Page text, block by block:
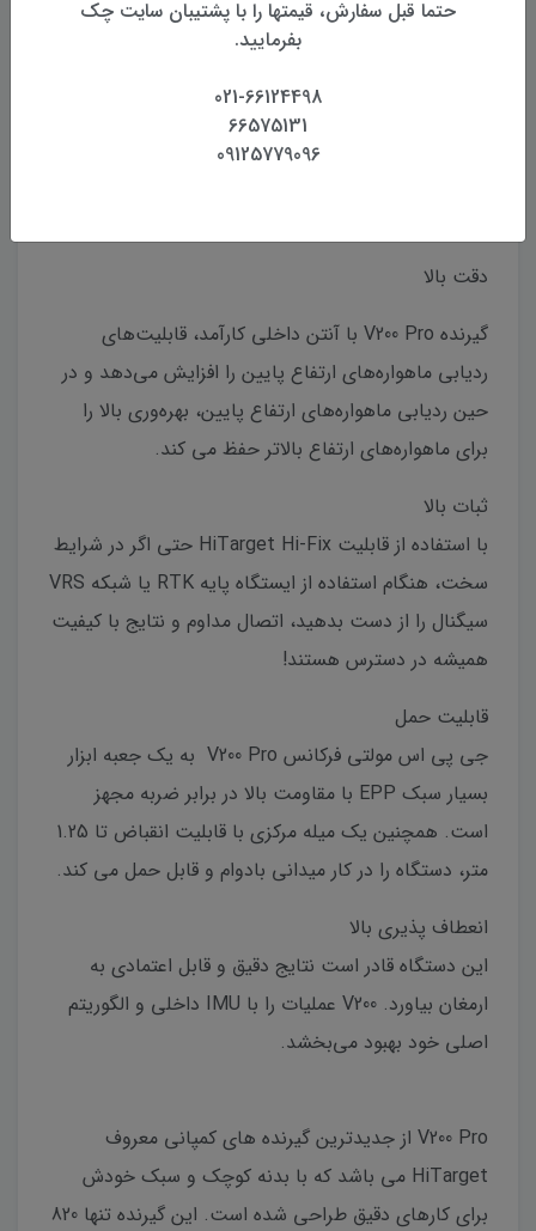
دقت بالا
گیرنده V200 Pro با آنتن داخلی کارآمد، قابلیت‌های
ردیابی ماهواره‌های ارتفاع پایین را افزایش می‌دهد و در
حین ردیابی ماهواره‌های ارتفاع پایین، بهره‌وری بالا را
برای ماهواره‌های ارتفاع بالاتر حفظ می کند.
ثبات بالا
با استفاده از قابلیت HiTarget Hi-Fix حتی اگر در شرایط
سخت، هنگام استفاده از ایستگاه پایه RTK یا شبکه VRS
سیگنال را از دست بدهید، اتصال مداوم و نتایج با کیفیت
همیشه در دسترس هستند!
قابلیت حمل
جی پی اس مولتی فرکانس V200 Pro به یک جعبه ابزار
بسیار سبک EPP با مقاومت بالا در برابر ضربه مجهز
است. همچنین یک میله مرکزی با قابلیت انقباض تا 1.25
متر، دستگاه را در کار میدانی بادوام و قابل حمل می کند.
انعطاف پذیری بالا
این دستگاه قادر است نتایج دقیق و قابل اعتمادی به
ارمغان بیاورد. V200 عملیات را با IMU داخلی و الگوریتم
اصلی خود بهبود می‌بخشد.
V200 Pro از جدیدترین گیرنده های کمپانی معروف
HiTarget می باشد که با بدنه کوچک و سبک خودش
برای کارهای دقیق طراحی شده است. این گیرنده تنها 820
حتما قبل سفارش، قیمتها را با پشتیبان سایت چک
بفرمایید.
021-66124498
66575131
09125779096